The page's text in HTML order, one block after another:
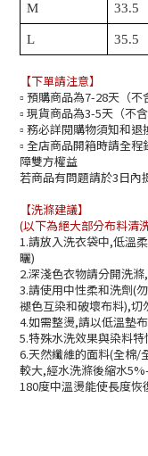
M 33.5
L 35.5
【下單請注意】
▫️ 預購商品為7-28天（不
▫️ 現貨商品為3-5天（不含
▫️ 務必詳閱購物須知和退
▫️ 全店商品開箱時請全程
障雙方權益
若商品有問題請於3日內
【洗滌建議】
(以下為絕大部分布料清
1.請放入洗衣袋中,低溫
曬)
2.深淺色衣物請分開洗
3.請使用中性柔和洗劑(
褪色互染和破壞布料),切
4.如需整燙,請以低溫墊
5.特殊水洗效果與染料
6.天然纖維的面料(全棉/
較大,經水洗滌後縮水
180度中溫燙能使長度